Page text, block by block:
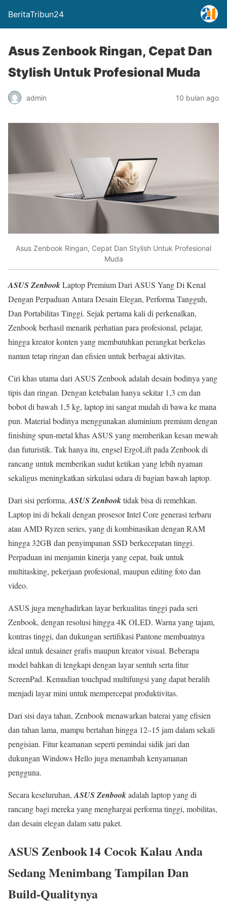
BeritaTribun24
Asus Zenbook Ringan, Cepat Dan
Stylish Untuk Profesional Muda
admin 10 bulan ago
Asus Zenbook Ringan, Cepat Dan Stylish Untuk Profesional
Muda
ASUS ZenbookLaptop Premium Dari ASUS Yang Di Kenal
Dengan Perpaduan Antara Desain Elegan, Performa Tangguh,
Dan Portabilitas Tinggi. Sejak pertama kali di perkenalkan,
Zenbook berhasil menarik perhatian para profesional, pelajar,
hingga kreator konten yang membutuhkan perangkat berkelas
namun tetap ringan dan efisien untuk berbagai aktivitas.
Ciri khas utama dari ASUS Zenbook adalah desain bodinya yang
tipis dan ringan. Dengan ketebalan hanya sekitar 1,3 cm dan
bobot di bawah 1,5 kg, laptop ini sangat mudah di bawa ke mana
pun. Material bodinya menggunakan aluminium premium dengan
finishing spun-metal khas ASUS yang memberikan kesan mewah
dan futuristik. Tak hanya itu, engsel ErgoLift pada Zenbook di
rancang untuk memberikan sudut ketikan yang lebih nyaman
sekaligus meningkatkan sirkulasi udara di bagian bawah laptop.
Dari sisi performa, ASUS Zenbooktidak bisa di remehkan.
Laptop ini di bekali dengan prosesor Intel Core generasi terbaru
atau AMD Ryzen series, yang di kombinasikan dengan RAM
hingga 32GB dan penyimpanan SSD berkecepatan tinggi.
Perpaduan ini menjamin kinerja yang cepat, baik untuk
multitasking, pekerjaan profesional, maupun editing foto dan
video.
ASUS juga menghadirkan layar berkualitas tinggi pada seri
Zenbook, dengan resolusi hingga 4K OLED. Warna yang tajam,
kontras tinggi, dan dukungan sertifikasi Pantone membuatnya
ideal untuk desainer grafis maupun kreator visual. Beberapa
model bahkan di lengkapi dengan layar sentuh serta fitur
ScreenPad. Kemudian touchpad multifungsi yang dapat beralih
menjadi layar mini untuk mempercepat produktivitas.
Dari sisi daya tahan, Zenbook menawarkan baterai yang efisien
dan tahan lama, mampu bertahan hingga 12–15 jam dalam sekali
pengisian. Fitur keamanan seperti pemindai sidik jari dan
dukungan Windows Hello juga menambah kenyamanan
pengguna.
Secara keseluruhan, ASUS Zenbookadalah laptop yang di
rancang bagi mereka yang menghargai performa tinggi, mobilitas,
dan desain elegan dalam satu paket.
ASUS Zenbook 14 Cocok Kalau Anda
Sedang Menimbang Tampilan Dan
Build-Qualitynya